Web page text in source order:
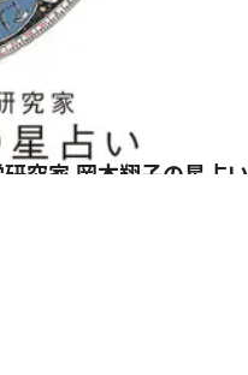
究家 岡本翔子の星占い